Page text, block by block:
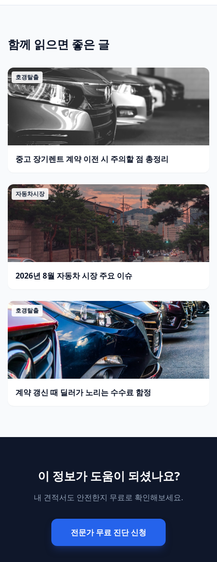
함께 읽으면 좋은 글
호갱탈출
중고 장기렌트 계약 이전 시 주의할 점 총정리
자동차시장
2026년 8월 자동차 시장 주요 이슈
호갱탈출
계약 갱신 때 딜러가 노리는 수수료 함정
이 정보가 도움이 되셨나요?
내 견적서도 안전한지 무료로 확인해보세요.
전문가 무료 진단 신청